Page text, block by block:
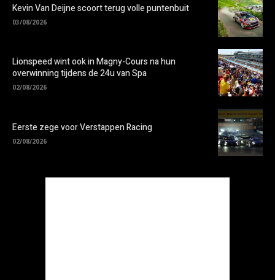
Kevin Van Deijne scoort terug volle puntenbuit
03/08/2026
Lionspeed wint ook in Magny-Cours na hun
overwinning tijdens de 24u van Spa
02/08/2026
Eerste zege voor Verstappen Racing
02/08/2026